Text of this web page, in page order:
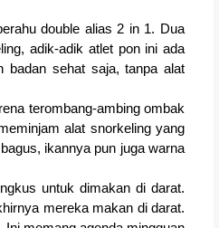
double alias 2 in 1. Dua
adik-adik atlet pon ini ada
badan sehat saja, tanpa alat
terombang-ambing ombak
alat snorkeling yang
ikannya pun juga warna
untuk dimakan di darat.
mereka makan di darat.